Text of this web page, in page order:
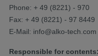
Phone: + 49 (8221) - 970
Fax: + 49 (8221) - 97 8449
E-Mail: info@alko-tech.com
Responsible for contents: